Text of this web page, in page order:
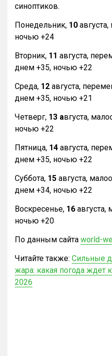
синоптиков.
Понедельник, 10
ночью +24
Вторник, 11 августа,
днем +35, ночью +22
Среда, 12 августа,
днем +35, ночью +21
Четверг, 13 августа,
ночью +22
Пятница, 14 августа,
днем +35, ночью +22
Суббота, 15 августа,
днем +34, ночью +22
Воскресенье, 16 августа,
ночью +20
По данным сайта world-
Читайте также: Сильные
жара: какая погода ждет
2026